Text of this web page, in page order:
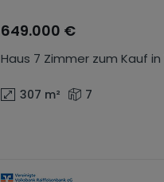
Haus 7 Zimmer zum Kauf in
649.000 €
307 m² 7